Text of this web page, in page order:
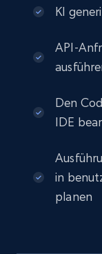
KI
API-
Den
IDE
in
planen